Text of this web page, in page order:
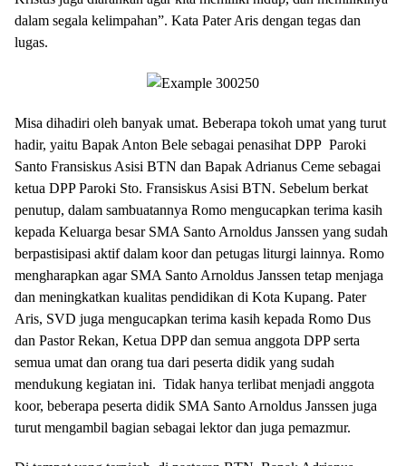
dalam segala kelimpahan”. Kata Pater Aris dengan tegas dan
lugas.
Misa dihadiri oleh banyak umat. Beberapa tokoh umat yang turut
hadir, yaitu Bapak Anton Bele sebagai penasihat DPP Paroki
Santo Fransiskus Asisi BTN dan Bapak Adrianus Ceme sebagai
ketua DPP Paroki Sto. Fransiskus Asisi BTN. Sebelum berkat
penutup, dalam sambuatannya Romo mengucapkan terima kasih
kepada Keluarga besar SMA Santo Arnoldus Janssen yang sudah
berpastisipasi aktif dalam koor dan petugas liturgi lainnya. Romo
mengharapkan agar SMA Santo Arnoldus Janssen tetap menjaga
dan meningkatkan kualitas pendidikan di Kota Kupang. Pater
Aris, SVD juga mengucapkan terima kasih kepada Romo Dus
dan Pastor Rekan, Ketua DPP dan semua anggota DPP serta
semua umat dan orang tua dari peserta didik yang sudah
mendukung kegiatan ini. Tidak hanya terlibat menjadi anggota
koor, beberapa peserta didik SMA Santo Arnoldus Janssen juga
turut mengambil bagian sebagai lektor dan juga pemazmur.